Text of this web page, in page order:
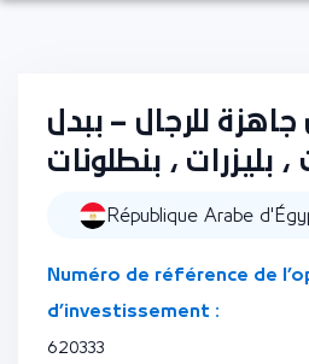
للرجال – ببدل
بليزرات ، بنطلونات
République Arabe
Numéro de référence de
d’investissement :
620333